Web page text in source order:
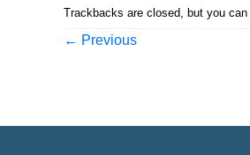
Trackbacks are closed, but you can
← Previous